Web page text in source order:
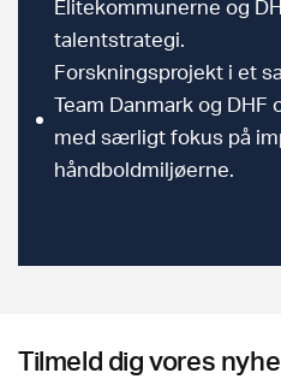
Elitekommunerne og
talentstrategi.
Forskningsprojekt i et
Team Danmark og
med særligt fokus på
håndboldmiljøerne.
Tilmeld dig vores